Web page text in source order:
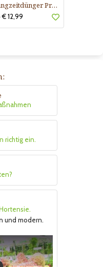
Langzeitdünger Praskac
€ 12,99
richtig ein.
und modern.